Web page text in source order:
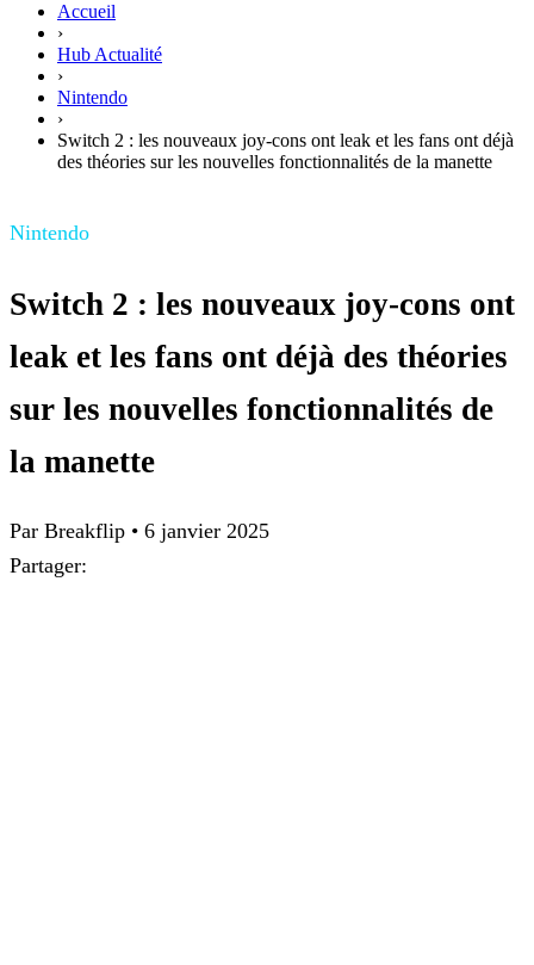
Accueil
›
Hub Actualité
›
Nintendo
›
Switch 2 : les nouveaux joy-cons ont leak et les fans ont déjà
des théories sur les nouvelles fonctionnalités de la manette
Nintendo
Switch 2 : les nouveaux joy-cons ont
leak et les fans ont déjà des théories
sur les nouvelles fonctionnalités de
la manette
Par Breakflip • 6 janvier 2025
Partager: